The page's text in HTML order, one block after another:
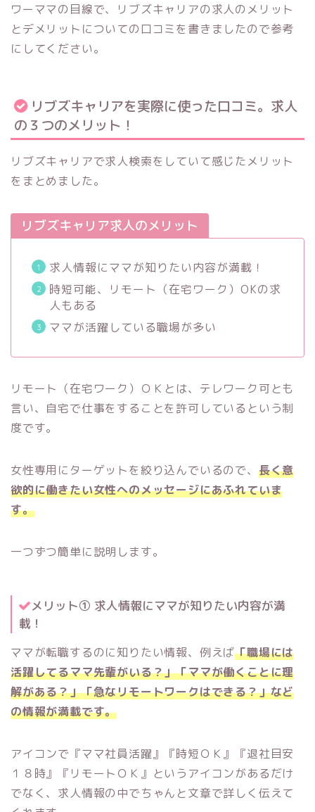
ワーママの目線で、リブズキャリアの求人のメリット
とデメリットについての口コミを書きましたので参考
にしてください。
リブズキャリアを実際に使った口コミ。求人
の３つのメリット！
リブズキャリアで求人検索をしていて感じたメリット
をまとめました。
リブズキャリア求人のメリット
求人情報にママが知りたい内容が満載！
時短可能、リモート（在宅ワーク）OKの求
人もある
ママが活躍している職場が多い
リモート（在宅ワーク）ＯＫとは、テレワーク可とも
言い、自宅で仕事をすることを許可しているという制
度です。
女性専用にターゲットを絞り込んでいるので、 長く意
欲的に働きたい女性へのメッセージにあふれていま
す。
一つずつ簡単に説明します。
メリット① 求人情報にママが知りたい内容が満
載！
ママが転職するのに知りたい情報、例えば「職場には
活躍してるママ先輩がいる？」「ママが働くことに理
解がある？」「急なリモートワークはできる？」など
の情報が満載です。
アイコンで『ママ社員活躍』『時短ＯＫ』『退社目安
１８時』『リモートＯＫ』というアイコンがあるだけ
でなく、求人情報の中でちゃんと文章で詳しく伝えて